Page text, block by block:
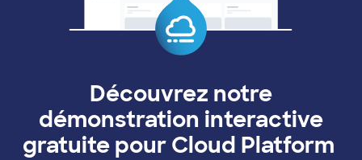
Découvrez notre
démonstration interactive
gratuite pour Cloud Platform